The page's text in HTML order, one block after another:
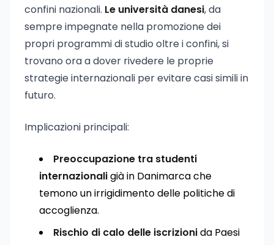
confini nazionali. Le università danesi, da
sempre impegnate nella promozione dei
propri programmi di studio oltre i confini, si
trovano ora a dover rivedere le proprie
strategie internazionali per evitare casi simili in
futuro.
Implicazioni principali:
Preoccupazione tra studenti
internazionaligià in Danimarca che
temono un irrigidimento delle politiche di
accoglienza.
Rischio di calo delle iscrizionida Paesi